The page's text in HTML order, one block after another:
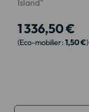
Island"
1 336,50 €
1,50 €